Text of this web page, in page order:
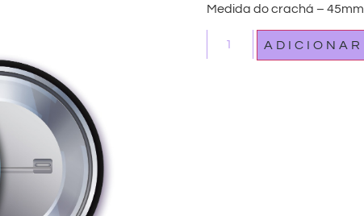
Medida do crachá – 45mm
ADICIONAR